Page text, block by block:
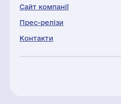
Сайт компанії
Прес-релізи
Контакти